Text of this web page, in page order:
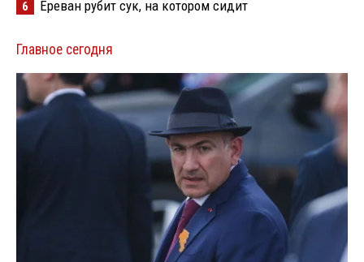
6 Ереван рубит сук, на котором сидит
Главное сегодня